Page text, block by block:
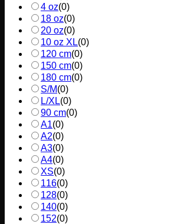
4 oz(0)
18 oz(0)
20 oz(0)
10 oz XL(0)
120 cm(0)
150 cm(0)
180 cm(0)
S/M(0)
L/XL(0)
90 cm(0)
A1(0)
A2(0)
A3(0)
A4(0)
XS(0)
116(0)
128(0)
140(0)
152(0)